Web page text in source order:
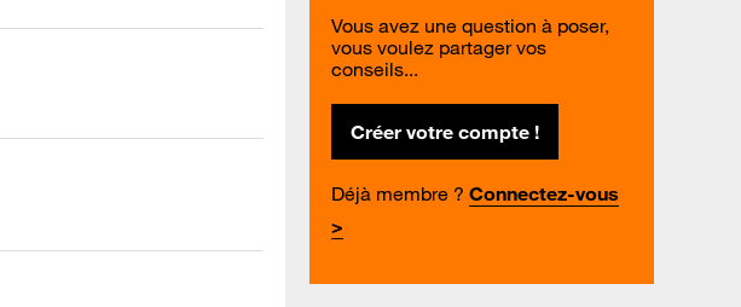
Vous avez une question à poser,
vous voulez partager vos
conseils...
Créer votre compte !
Déjà membre ? Connectez-vous
>